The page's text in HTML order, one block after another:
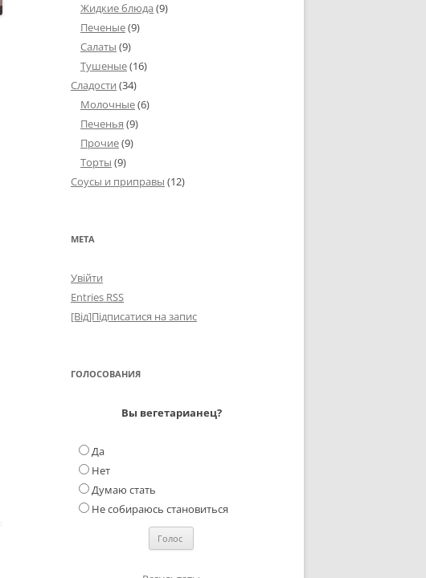
Жидкие блюда (9)
Печеные(9)
Салаты (9)
Тушеные(16)
Сладости (34)
Молочные(6)
Печенья (9)
Прочие(9)
Торты (9)
Соусы и приправы (12)
МЕТА
Увійти
Entries RSS
[Від]Підписатися на запис
ГОЛОСОВАНИЯ
Вы вегетарианец?
Да
Нет
Думаю стать
Не собираюсь становиться